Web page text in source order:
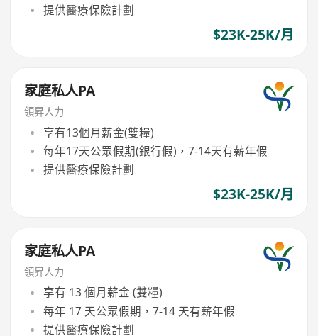
提供醫療保險計劃
$23K-25K/月
家庭私人PA
領昇人力
享有13個月薪金(雙糧)
每年17天公眾假期(銀行假)，7-14天有薪年假
提供醫療保險計劃
$23K-25K/月
家庭私人PA
領昇人力
享有 13 個月薪金 (雙糧)
每年 17 天公眾假期，7-14 天有薪年假
提供醫療保險計劃